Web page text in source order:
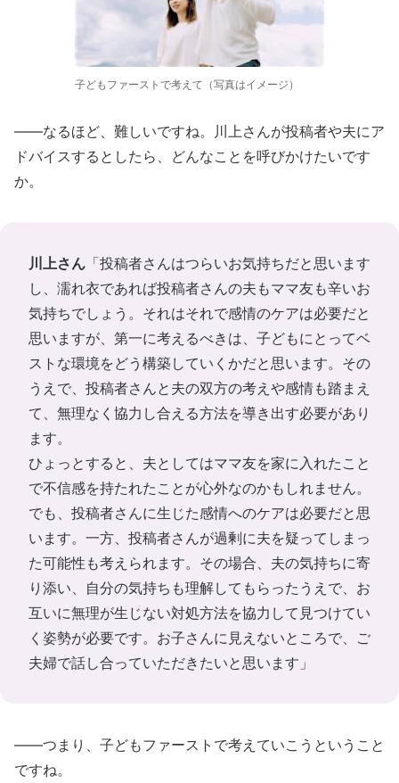
子どもファーストで考えて（写真はイメージ）
――なるほど、難しいですね。川上さんが投稿者や夫にア
ドバイスするとしたら、どんなことを呼びかけたいです
か。
川上さん 「投稿者さんはつらいお気持ちだと思います
し、濡れ衣であれば投稿者さんの夫もママ友も辛いお
気持ちでしょう。それはそれで感情のケアは必要だと
思いますが、第一に考えるべきは、子どもにとってベ
ストな環境をどう構築していくかだと思います。その
うえで、投稿者さんと夫の双方の考えや感情も踏まえ
て、無理なく協力し合える方法を導き出す必要があり
ます。
ひょっとすると、夫としてはママ友を家に入れたこと
で不信感を持たれたことが心外なのかもしれません。
でも、投稿者さんに生じた感情へのケアは必要だと思
います。一方、投稿者さんが過剰に夫を疑ってしまっ
た可能性も考えられます。その場合、夫の気持ちに寄
り添い、自分の気持ちも理解してもらったうえで、お
互いに無理が生じない対処方法を協力して見つけてい
く姿勢が必要です。お子さんに見えないところで、ご
夫婦で話し合っていただきたいと思います」
――つまり、子どもファーストで考えていこうということ
ですね。